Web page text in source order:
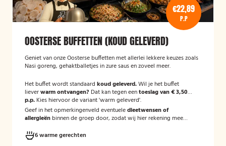
€22,89
P.P
OOSTERSE BUFFETTEN (KOUD GELEVERD)
Geniet van onze Oosterse buffetten met allerlei lekkere keuzes zoals
Nasi goreng, gehaktballetjes in zure saus en zoveel meer.
Het buffet wordt standaard koud geleverd.Wil je het buffet
lieverwarm ontvangen? Dat kan tegen eentoeslag van € 3,50
p.p. Kies hiervoor de variant 'warm geleverd'.
Geef in het opmerkingenveld eventueledieetwensen of
allergieën binnen de groep door, zodat wij hier rekening mee
6 warme gerechten